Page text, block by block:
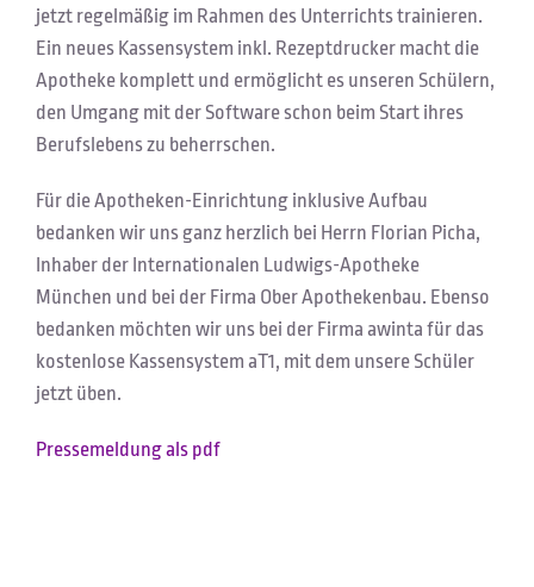
jetzt regelmäßig im Rahmen des Unterrichts trainieren.
Ein neues Kassensystem inkl. Rezeptdrucker macht die
Apotheke komplett und ermöglicht es unseren Schülern,
den Umgang mit der Software schon beim Start ihres
Berufslebens zu beherrschen.
Für die Apotheken-Einrichtung inklusive Aufbau
bedanken wir uns ganz herzlich bei Herrn Florian Picha,
Inhaber der Internationalen Ludwigs-Apotheke
München und bei der Firma Ober Apothekenbau. Ebenso
bedanken möchten wir uns bei der Firma awinta für das
kostenlose Kassensystem aT1, mit dem unsere Schüler
jetzt üben.
Pressemeldung als pdf